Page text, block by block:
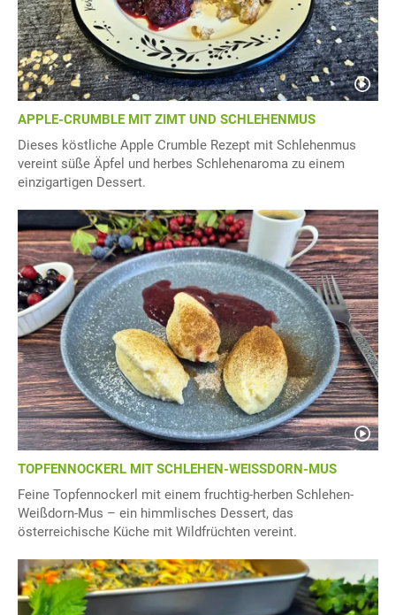
APPLE-CRUMBLE MIT ZIMT UND SCHLEHENMUS
Dieses köstliche Apple Crumble Rezept mit Schlehenmus
vereint süße Äpfel und herbes Schlehenaroma zu einem
einzigartigen Dessert.
TOPFENNOCKERL MIT SCHLEHEN-WEISSDORN-MUS
Feine Topfennockerl mit einem fruchtig-herben Schlehen-
Weißdorn-Mus – ein himmlisches Dessert, das
österreichische Küche mit Wildfrüchten vereint.